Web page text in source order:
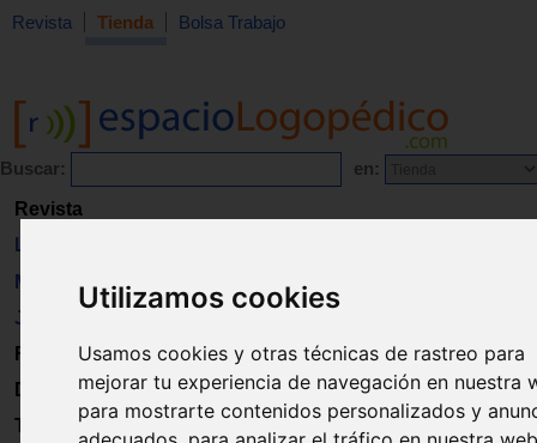
Utilizamos cookies
Usamos cookies y otras técnicas de rastreo para
mejorar tu experiencia de navegación en nuestra
para mostrarte contenidos personalizados y
Revista Tienda Bolsa Trabajo
Buscar: en:
Revista
Libros
Material
Juguetes
Formación
Directorio
Trabajo